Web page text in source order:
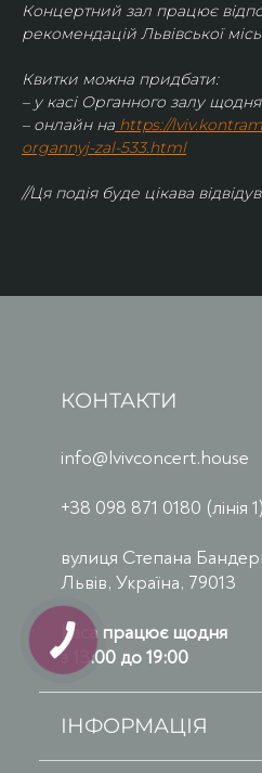
Концертний зал працює
рекомендацій Львівської
Квитки можна придбати:
– у касі Органного залу щодня
– онлайн на https://
organnyj-zal-533.html
//Ця подія буде цікава
КОНТАКТИ
info@lvivconcert.house
+38 098 871 0180 (лінія 1)
вулиця Степана
Львів, Україна, 79013
Каса працює щодня
з 13:00 до 19:00
ІНФОРМАЦІЯ